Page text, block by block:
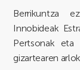
Berrikuntza
Innobideak
Pertsonak eta
gizartearen